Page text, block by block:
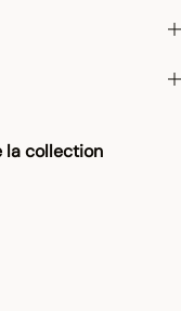
la collection